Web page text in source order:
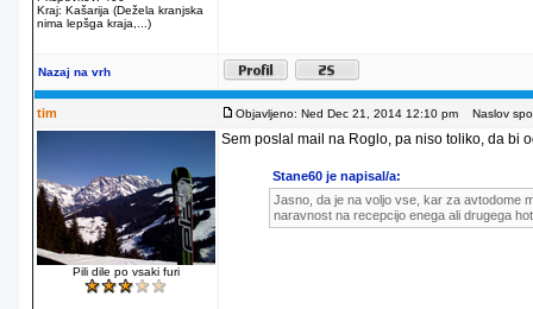
Kraj: Kašarija (Dežela kranjska
nima lepšga kraja,...)
Nazaj na vrh
tim Objavljeno: Ned Dec 21, 2014 12:10 pm Naslov
Pili dile po vsaki furi
Sem poslal mail na Roglo, pa niso toliko, da bi
Stane60 je napisal/a:
Jasno, da je na voljo vse, kar za avtodome
naravnost na recepcijo enega ali drugega